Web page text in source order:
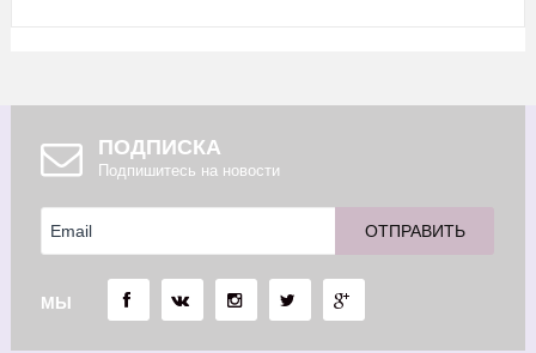
ПОДПИСКА
Подпишитесь на новости
МЫ